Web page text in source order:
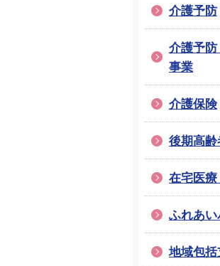
介護予防
介護予
事業
介護保険
後期高
在宅医
ふれあい
地域包